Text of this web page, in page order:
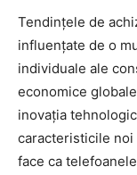
Tendințele de
influențate de o
individuale ale
economice
inovația
caracteristicile
face ca